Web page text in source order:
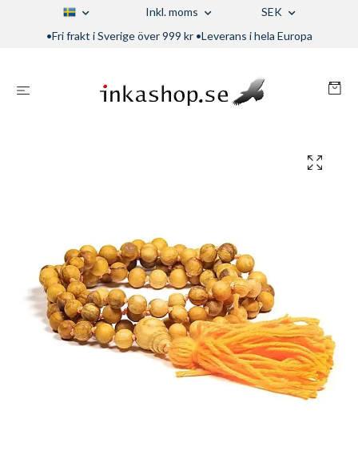
Inkl. moms
SEK
•Fri frakt i Sverige över 999 kr •Leverans i hela Europa